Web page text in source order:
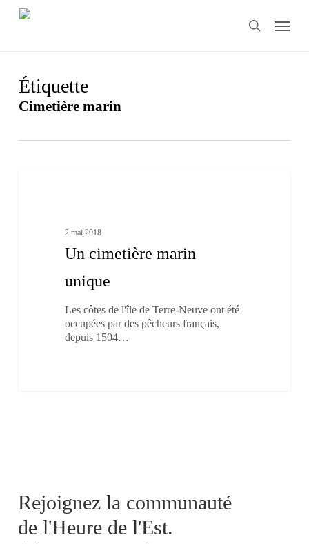
search
Menu
Étiquette
Cimetière marin
2 mai 2018
Un cimetière marin
unique
Les côtes de l'île de Terre-Neuve ont été
occupées par des pêcheurs français,
depuis 1504…
Rejoignez la communauté
de l'Heure de l'Est.